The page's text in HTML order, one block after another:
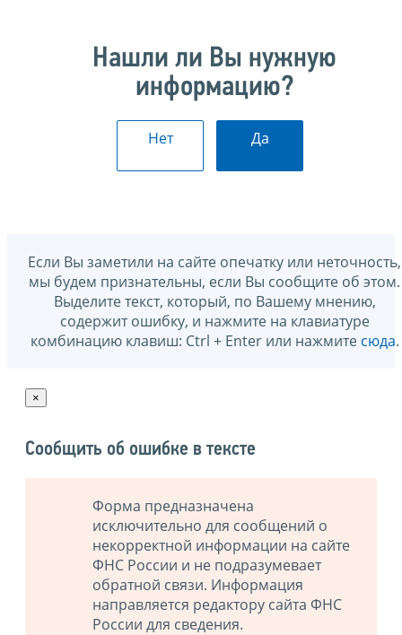
Нашли ли Вы нужную
информацию?
Нет Да
Если Вы заметили на сайте опечатку или неточность,
мы будем признательны, если Вы сообщите об этом.
Выделите текст, который, по Вашему мнению,
содержит ошибку, и нажмите на клавиатуре
комбинацию клавиш: Ctrl + Enter или нажмите сюда.
×
Сообщить об ошибке в тексте
Форма предназначена
исключительно для сообщений о
некорректной информации на сайте
ФНС России и не подразумевает
обратной связи. Информация
направляется редактору сайта ФНС
России для сведения.